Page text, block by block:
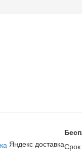
Яндекс доставкаСрок